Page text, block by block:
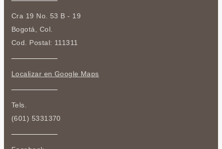
Cra 19 No. 53 B - 19
Bogotá, Col.
Cod. Postal: 111311
Localizar en Google Maps
Tels.
(601) 5331370